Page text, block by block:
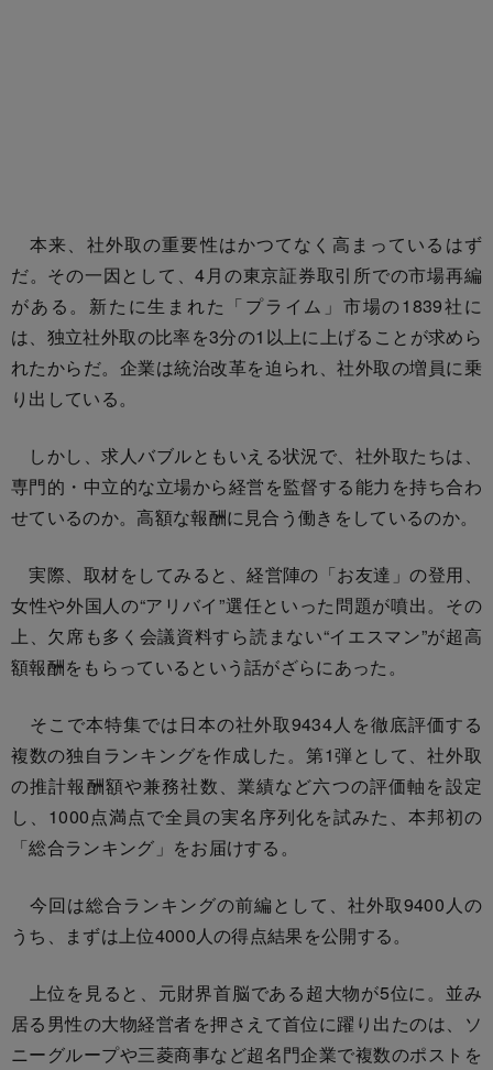
本来、社外取の重要性はかつてなく高まっているはず
だ。その一因として、4月の東京証券取引所での市場再編
がある。新たに生まれた「プライム」市場の1839社に
は、独立社外取の比率を3分の1以上に上げることが求めら
れたからだ。企業は統治改革を迫られ、社外取の増員に乗
り出している。
しかし、求人バブルともいえる状況で、社外取たちは、
専門的・中立的な立場から経営を監督する能力を持ち合わ
せているのか。高額な報酬に見合う働きをしているのか。
実際、取材をしてみると、経営陣の「お友達」の登用、
女性や外国人の“アリバイ”選任といった問題が噴出。その
上、欠席も多く会議資料すら読まない“イエスマン”が超高
額報酬をもらっているという話がざらにあった。
そこで本特集では日本の社外取9434人を徹底評価する
複数の独自ランキングを作成した。第1弾として、社外取
の推計報酬額や兼務社数、業績など六つの評価軸を設定
し、1000点満点で全員の実名序列化を試みた、本邦初の
「総合ランキング」をお届けする。
今回は総合ランキングの前編として、社外取9400人の
うち、まずは上位4000人の得点結果を公開する。
上位を見ると、元財界首脳である超大物が5位に。並み
居る男性の大物経営者を押さえて首位に躍り出たのは、ソ
ニーグループや三菱商事など超名門企業で複数のポストを